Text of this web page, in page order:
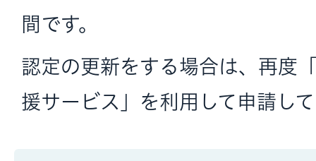
間です。
認定の更新をする場合は、再度
援サービス」を利用して申請し